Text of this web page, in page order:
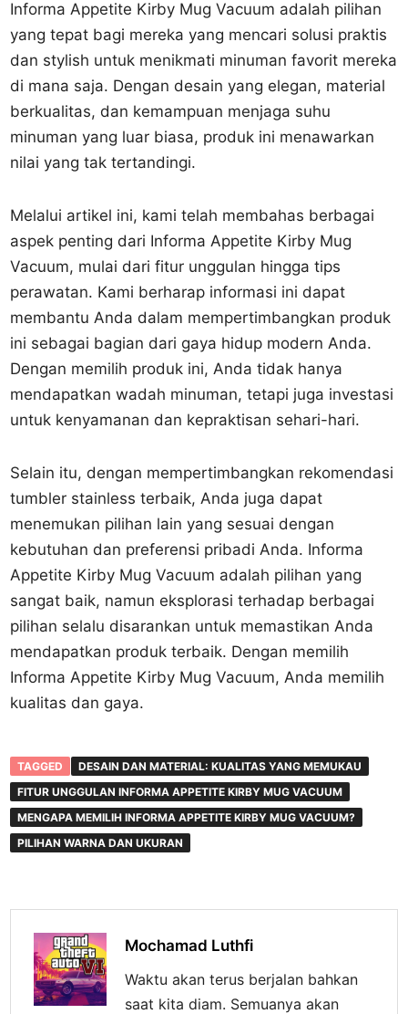
Informa Appetite Kirby Mug Vacuum adalah pilihan
yang tepat bagi mereka yang mencari solusi praktis
dan stylish untuk menikmati minuman favorit mereka
di mana saja. Dengan desain yang elegan, material
berkualitas, dan kemampuan menjaga suhu
minuman yang luar biasa, produk ini menawarkan
nilai yang tak tertandingi.
Melalui artikel ini, kami telah membahas berbagai
aspek penting dari Informa Appetite Kirby Mug
Vacuum, mulai dari fitur unggulan hingga tips
perawatan. Kami berharap informasi ini dapat
membantu Anda dalam mempertimbangkan produk
ini sebagai bagian dari gaya hidup modern Anda.
Dengan memilih produk ini, Anda tidak hanya
mendapatkan wadah minuman, tetapi juga investasi
untuk kenyamanan dan kepraktisan sehari-hari.
Selain itu, dengan mempertimbangkan rekomendasi
tumbler stainless terbaik, Anda juga dapat
menemukan pilihan lain yang sesuai dengan
kebutuhan dan preferensi pribadi Anda. Informa
Appetite Kirby Mug Vacuum adalah pilihan yang
sangat baik, namun eksplorasi terhadap berbagai
pilihan selalu disarankan untuk memastikan Anda
mendapatkan produk terbaik. Dengan memilih
Informa Appetite Kirby Mug Vacuum, Anda memilih
kualitas dan gaya.
TAGGED
DESAIN DAN MATERIAL: KUALITAS YANG MEMUKAU
FITUR UNGGULAN INFORMA APPETITE KIRBY MUG VACUUM
MENGAPA MEMILIH INFORMA APPETITE KIRBY MUG VACUUM?
PILIHAN WARNA DAN UKURAN
Mochamad Luthfi
Waktu akan terus berjalan bahkan
saat kita diam. Semuanya akan